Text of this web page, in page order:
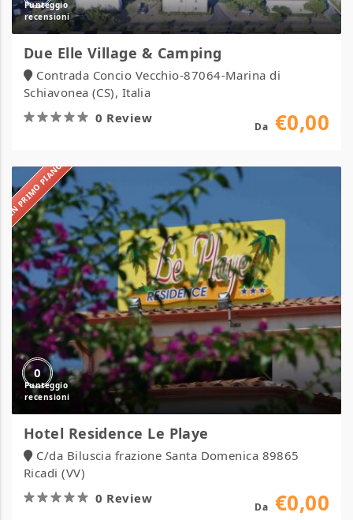
Due Elle Village & Camping
Contrada Concio Vecchio-87064-Marina di
Schiavonea (CS), Italia
0 Review
Da €0,00
IN PRIMO PIANO
0
Residence
Le
Playe
Hotel Residence Le Playe
C/da Biluscia frazione Santa Domenica 89865
Ricadi (VV)
0 Review
Da €0,00